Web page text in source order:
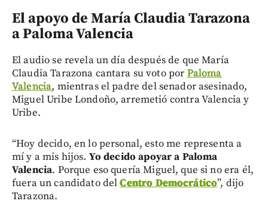
El apoyo de María Claudia Tarazona
a Paloma Valencia
El audio se revela un día después de que María
Claudia Tarazona cantara su voto por Paloma
Valencia, mientras el padre del senador asesinado,
Miguel Uribe Londoño, arremetió contra Valencia y
Uribe.
“Hoy decido, en lo personal, esto me representa a
mí y a mis hijos. Yo decido apoyar a Paloma
Valencia. Porque eso quería Miguel, que si no era él,
fuera un candidato delCentro Democrático”, dijo
Tarazona.